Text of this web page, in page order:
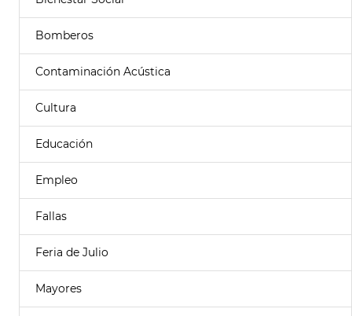
Bomberos
Contaminación Acústica
Cultura
Educación
Empleo
Fallas
Feria de Julio
Mayores